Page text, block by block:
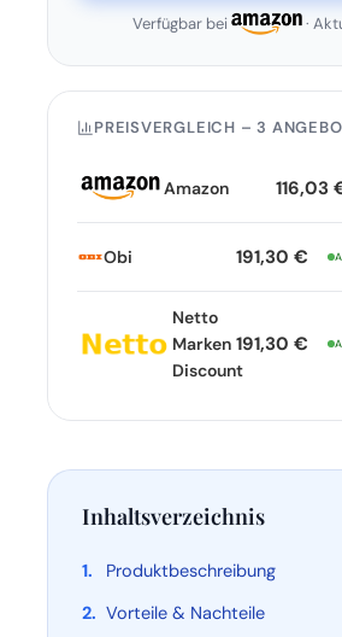
Verfügbar bei ·
PREISVERGLEICH – 3
Amazon 116,03
Obi 191,30 €
Netto
Marken
Discount
191,30 €
Inhaltsverzeichnis
Produktbeschreibung
Vorteile & Nachteile